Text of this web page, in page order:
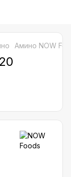
Амино NOW